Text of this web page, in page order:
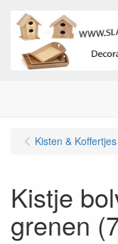
Kisten & Koffertjes
Kistje
grenen